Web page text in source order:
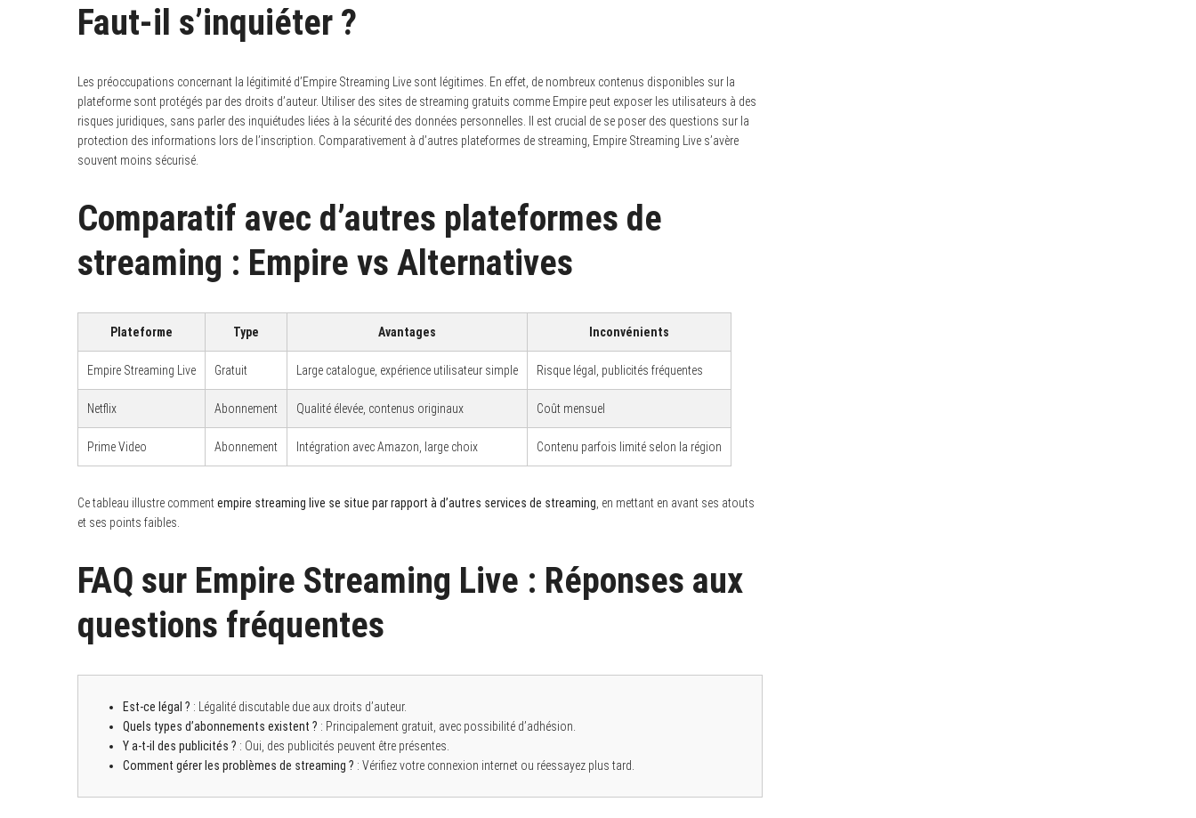
Faut-il s’inquiéter ?
Les préoccupations concernant la légitimité d’Empire Streaming Live sont légitimes. En effet, de nombreux contenus disponibles sur la
plateforme sont protégés par des droits d’auteur. Utiliser des sites de streaming gratuits comme Empire peut exposer les utilisateurs à des
risques juridiques, sans parler des inquiétudes liées à la sécurité des données personnelles. Il est crucial de se poser des questions sur la
protection des informations lors de l’inscription. Comparativement à d’autres plateformes de streaming, Empire Streaming Live s’avère
souvent moins sécurisé.
Comparatif avec d’autres plateformes de
streaming : Empire vs Alternatives
Plateforme Type Avantages Inconvénients
Empire Streaming Live Gratuit Large catalogue, expérience utilisateur simple Risque légal, publicités fréquentes
Netflix Abonnement Qualité élevée, contenus originaux Coût mensuel
Prime Video Abonnement Intégration avec Amazon, large choix Contenu parfois limité selon la région
Ce tableau illustre commentempire streaming live se situe par rapport à d’autres services de streaming , en mettant en avant ses atouts
et ses points faibles.
FAQ sur Empire Streaming Live : Réponses aux
questions fréquentes
Est-ce légal ? : Légalité discutable due aux droits d’auteur.
Quels types d’abonnements existent ? : Principalement gratuit, avec possibilité d’adhésion.
Y a-t-il des publicités ? : Oui, des publicités peuvent être présentes.
Comment gérer les problèmes de streaming ? : Vérifiez votre connexion internet ou réessayez plus tard.